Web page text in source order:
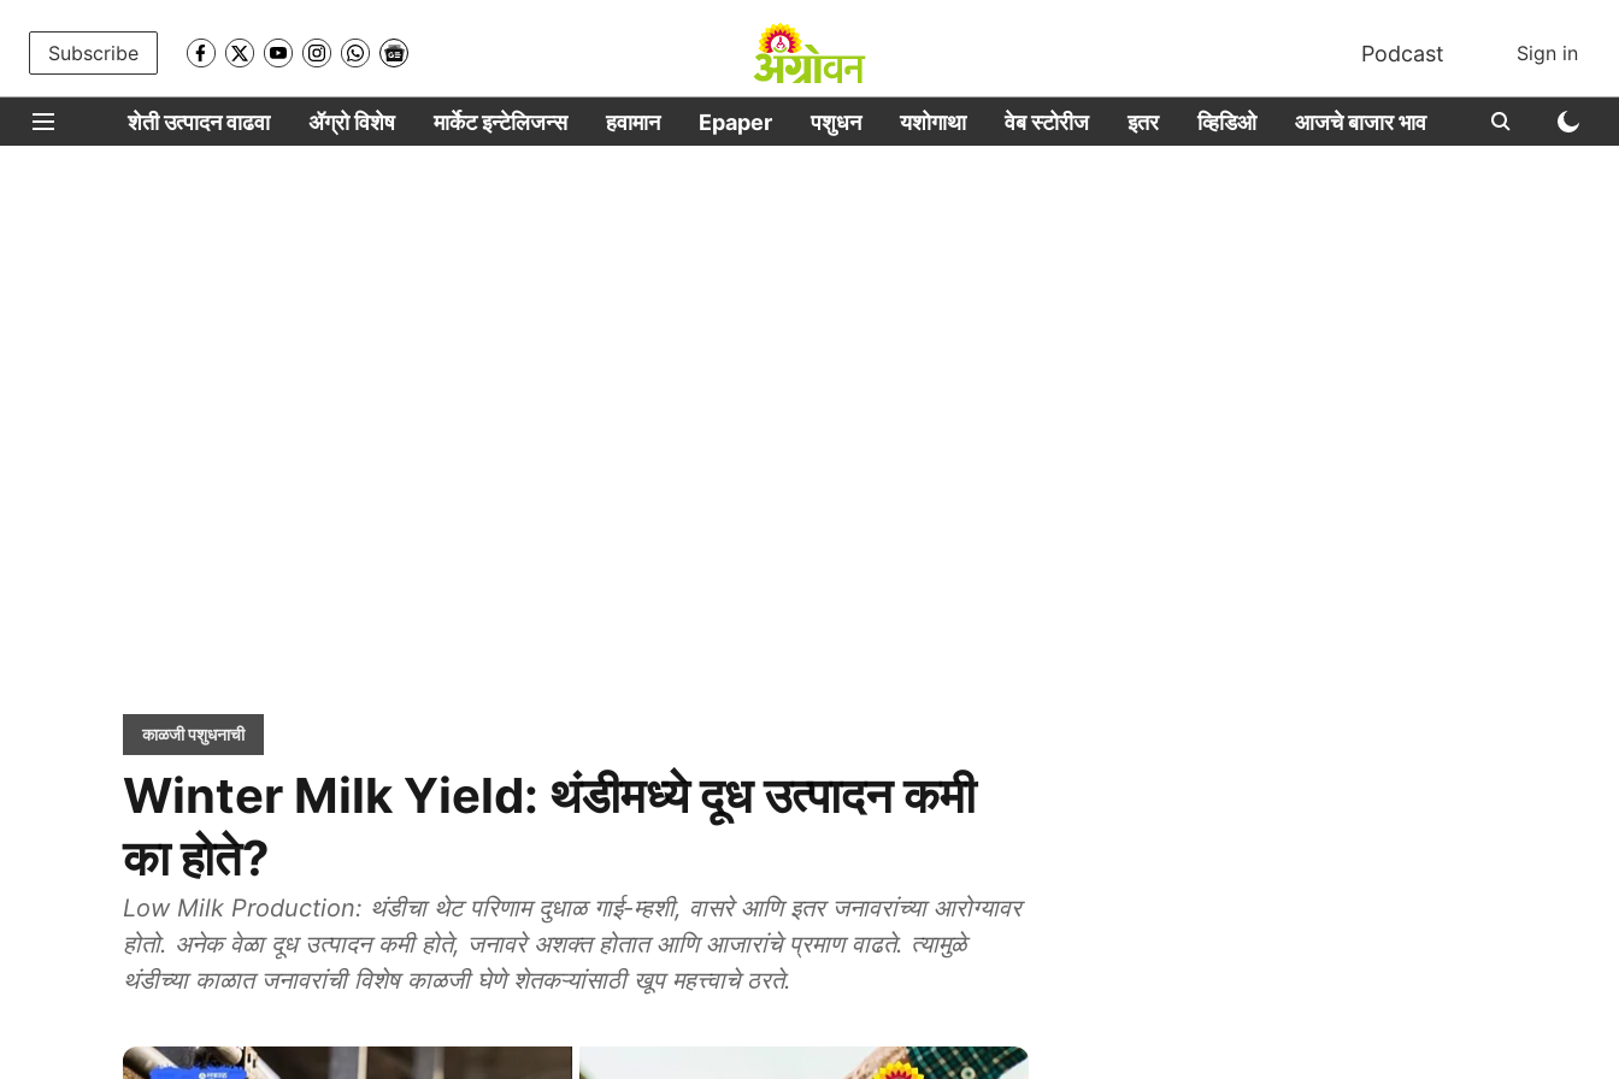
Subscribe Podcast Sign in
शेती उत्पादन वाढवा ॲग्रो विशेष मार्केट इन्टेलिजन्स हवामान Epaper पशुधन यशोगाथा वेब स्टोरीज इतर व्हिडिओ आजचे बाजार भाव
काळजी पशुधनाची
Winter Milk Yield: थंडीमध्ये दूध उत्पादन कमी
का होते?
Low Milk Production: थंडीचा थेट परिणाम दुधाळ गाई-म्हशी, वासरे आणि इतर जनावरांच्या आरोग्यावर
होतो. अनेक वेळा दूध उत्पादन कमी होते, जनावरे अशक्त होतात आणि आजारांचे प्रमाण वाढते. त्यामुळे
थंडीच्या काळात जनावरांची विशेष काळजी घेणे शेतकऱ्यांसाठी खूप महत्त्वाचे ठरते.